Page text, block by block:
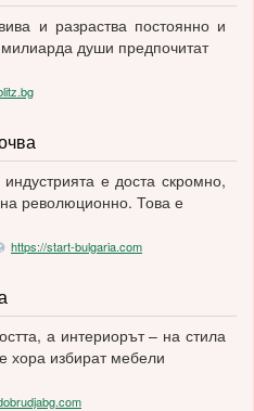
и разраства постоянно и
души предпочитат
е доста скромно,
революционно. Това е
https://start-bulgaria.com
а интериорът – на стила
хора избират мебели